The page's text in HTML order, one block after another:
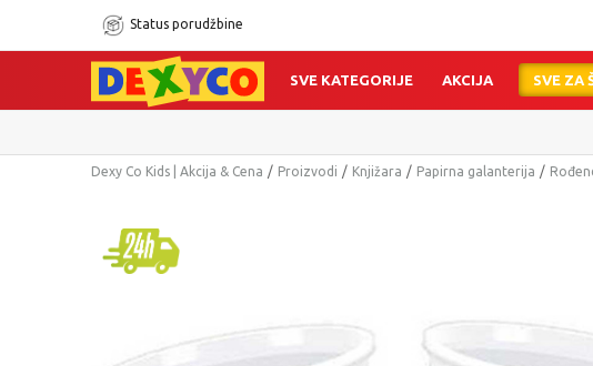
Status porudžbine
SVE KATEGORIJE AKCIJA SVE ZA
Dexy Co Kids | Akcija & Cena Proizvodi Knjižara Papirna galanterija